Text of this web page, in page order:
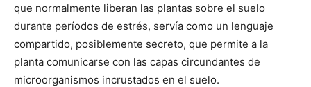
que normalmente liberan las plantas sobre el suelo
durante períodos de estrés, servía como un lenguaje
compartido, posiblemente secreto, que permite a la
planta comunicarse con las capas circundantes de
microorganismos incrustados en el suelo.